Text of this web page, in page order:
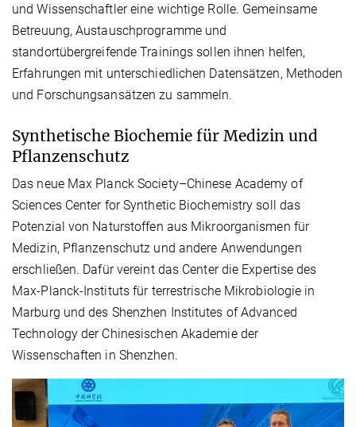
und Wissenschaftler eine wichtige Rolle. Gemeinsame
Betreuung, Austauschprogramme und
standortübergreifende Trainings sollen ihnen helfen,
Erfahrungen mit unterschiedlichen Datensätzen, Methoden
und Forschungsansätzen zu sammeln.
Synthetische Biochemie für Medizin und
Pflanzenschutz
Das neue Max Planck Society–Chinese Academy of
Sciences Center for Synthetic Biochemistry soll das
Potenzial von Naturstoffen aus Mikroorganismen für
Medizin, Pflanzenschutz und andere Anwendungen
erschließen. Dafür vereint das Center die Expertise des
Max-Planck-Instituts für terrestrische Mikrobiologie in
Marburg und des Shenzhen Institutes of Advanced
Technology der Chinesischen Akademie der
Wissenschaften in Shenzhen.